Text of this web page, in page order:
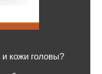
кожи головы?